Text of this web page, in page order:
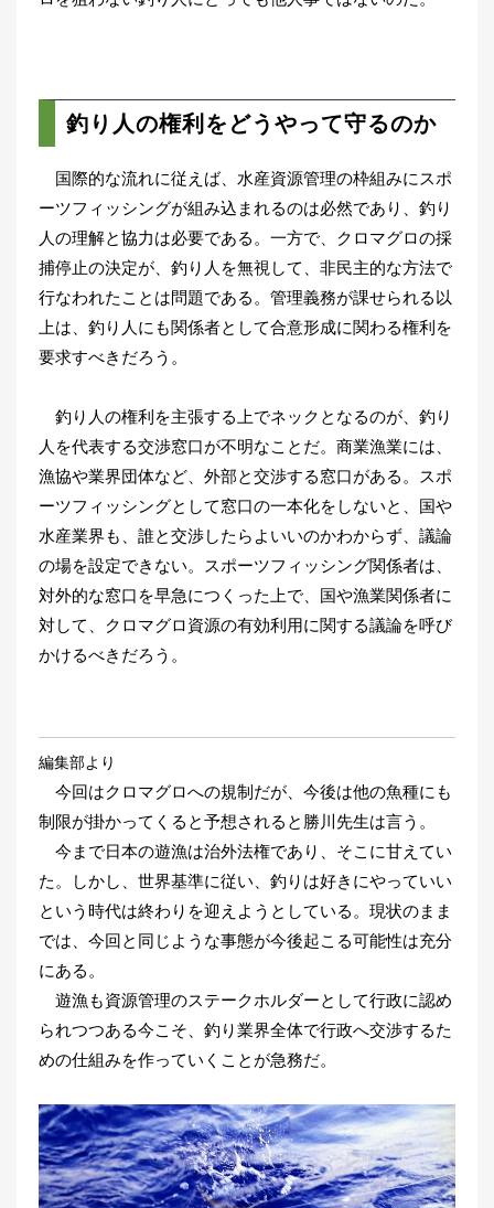
釣り人の権利をどうやって守るのか
国際的な流れに従えば、水産資源管理の枠組みにスポ
ーツフィッシングが組み込まれるのは必然であり、釣り
人の理解と協力は必要である。一方で、クロマグロの採
捕停止の決定が、釣り人を無視して、非民主的な方法で
行なわれたことは問題である。管理義務が課せられる以
上は、釣り人にも関係者として合意形成に関わる権利を
要求すべきだろう。
釣り人の権利を主張する上でネックとなるのが、釣り
人を代表する交渉窓口が不明なことだ。商業漁業には、
漁協や業界団体など、外部と交渉する窓口がある。スポ
ーツフィッシングとして窓口の一本化をしないと、国や
水産業界も、誰と交渉したらよいいのかわからず、議論
の場を設定できない。スポーツフィッシング関係者は、
対外的な窓口を早急につくった上で、国や漁業関係者に
対して、クロマグロ資源の有効利用に関する議論を呼び
かけるべきだろう。
編集部より
今回はクロマグロへの規制だが、今後は他の魚種にも
制限が掛かってくると予想されると勝川先生は言う。
今まで日本の遊漁は治外法権であり、そこに甘えてい
た。しかし、世界基準に従い、釣りは好きにやっていい
という時代は終わりを迎えようとしている。現状のまま
では、今回と同じような事態が今後起こる可能性は充分
にある。
遊漁も資源管理のステークホルダーとして行政に認め
られつつある今こそ、釣り業界全体で行政へ交渉するた
めの仕組みを作っていくことが急務だ。